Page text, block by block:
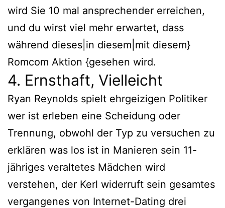
wird Sie 10 mal ansprechender erreichen,
und du wirst viel mehr erwartet, dass
während dieses|in diesem|mit diesem}
Romcom Aktion {gesehen wird.
4. Ernsthaft, Vielleicht
Ryan Reynolds spielt ehrgeizigen Politiker
wer ist erleben eine Scheidung oder
Trennung, obwohl der Typ zu versuchen zu
erklären was los ist in Manieren sein 11-
jähriges veraltetes Mädchen wird
verstehen, der Kerl widerruft sein gesamtes
vergangenes von Internet-Dating drei